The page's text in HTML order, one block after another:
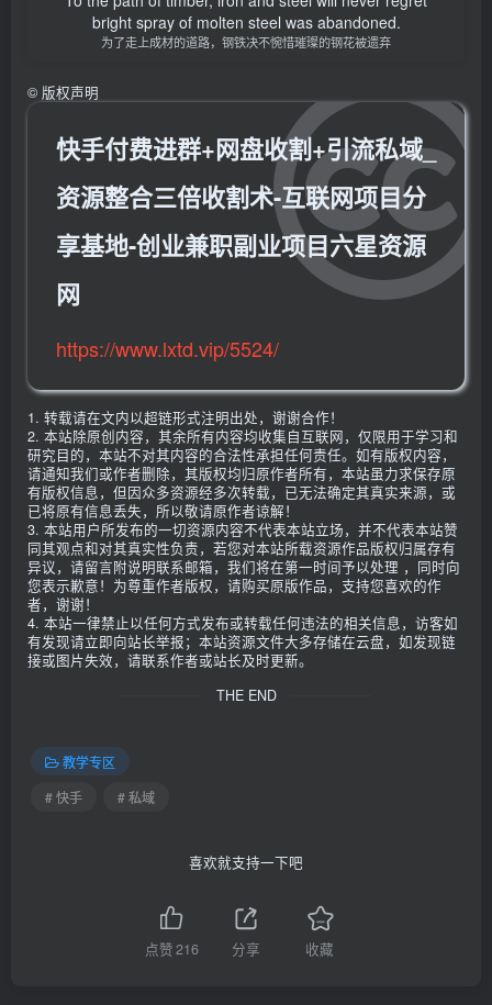
bright spray of molten steel was abandoned.
为了走上成材的道路，钢铁决不惋惜璀璨的钢花被遗弃
© 版权声明
快手付费进群+网盘收割+引流私域_
资源整合三倍收割术-互联网项目分
享基地-创业兼职副业项目六星资源
网
https://www.lxtd.vip/5524/
1. 转载请在文内以超链形式注明出处，谢谢合作！
2. 本站除原创内容，其余所有内容均收集自互联网，仅限用于学习和
研究目的，本站不对其内容的合法性承担任何责任。如有版权内容，
请通知我们或作者删除，其版权均归原作者所有，本站虽力求保存原
有版权信息，但因众多资源经多次转载，已无法确定其真实来源，或
已将原有信息丢失，所以敬请原作者谅解！
3. 本站用户所发布的一切资源内容不代表本站立场，并不代表本站赞
同其观点和对其真实性负责，若您对本站所载资源作品版权归属存有
异议，请留言附说明联系邮箱，我们将在第一时间予以处理 ，同时向
您表示歉意！为尊重作者版权，请购买原版作品，支持您喜欢的作
者，谢谢！
4. 本站一律禁止以任何方式发布或转载任何违法的相关信息，访客如
有发现请立即向站长举报；本站资源文件大多存储在云盘，如发现链
接或图片失效，请联系作者或站长及时更新。
THE END
教学专区
# 快手
# 私域
喜欢就支持一下吧
点赞216 分享 收藏